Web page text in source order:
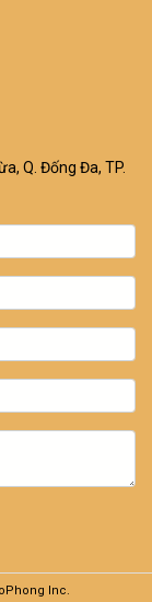
Q. Đống Đa, TP.
Inc.